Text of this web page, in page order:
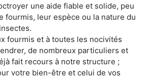
une aide fiable et solide, peu
fourmis, leur espèce ou la nature du
fourmis et à toutes les nocivités
de nombreux particuliers et
fait recours à notre structure ;
votre bien-être et celui de vos